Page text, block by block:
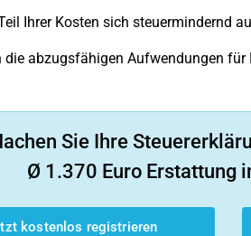
Ihrer Kosten sich steuermindernd
die abzugsfähigen Aufwendungen
Sie Ihre
Ø 1.370 Euro Erstattung
kostenlos registrieren